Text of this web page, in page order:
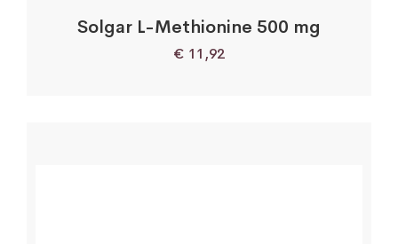
Solgar L-Methionine 500 mg
€ 11,92